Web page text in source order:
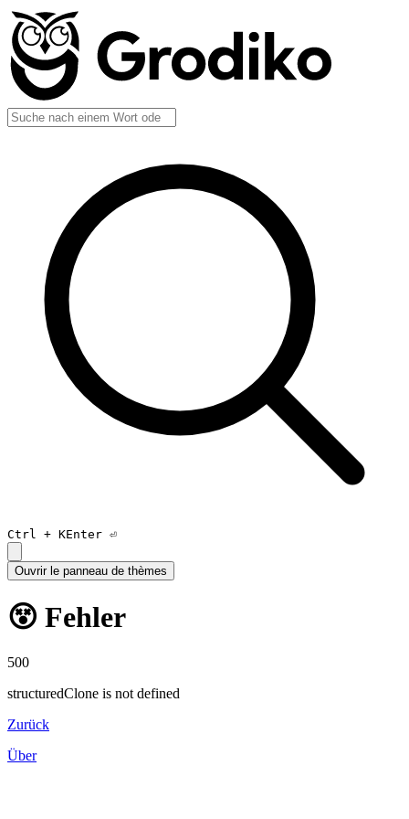
Ctrl + KEnter ⏎
Ouvrir le panneau de thèmes
😵 Fehler
500
structuredClone is not defined
Zurück
Über